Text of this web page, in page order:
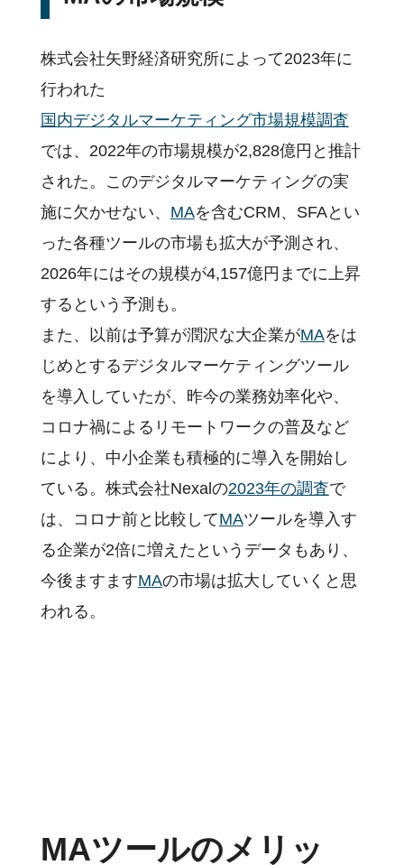
株式会社矢野経済研究所によって2023年に
行われた
国内デジタルマーケティング市場規模調査
では、2022年の市場規模が2,828億円と推計
された。このデジタルマーケティングの実
施に欠かせない、 MAを含むCRM、SFAとい
った各種ツールの市場も拡大が予測され、
2026年にはその規模が4,157億円までに上昇
するという予測も。
また、以前は予算が潤沢な大企業がMAをは
じめとするデジタルマーケティングツール
を導入していたが、昨今の業務効率化や、
コロナ禍によるリモートワークの普及など
により、中小企業も積極的に導入を開始し
ている。株式会社Nexalの2023年の調査で
は、コロナ前と比較してMAツールを導入す
る企業が2倍に増えたというデータもあり、
今後ますますMAの市場は拡大していくと思
われる。
MAツールのメリッ